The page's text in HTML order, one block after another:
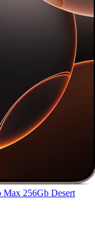
256Gb Desert